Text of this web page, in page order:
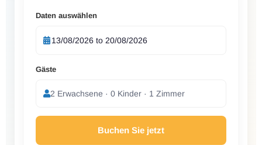
Daten auswählen
Gäste
2 Erwachsene · 0 Kinder · 1 Zimmer
Buchen Sie jetzt